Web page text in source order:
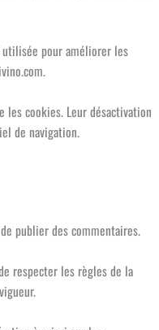
utilisée pour améliorer les
les cookies. Leur désactivation
de navigation.
publier des commentaires.
respecter les règles de la